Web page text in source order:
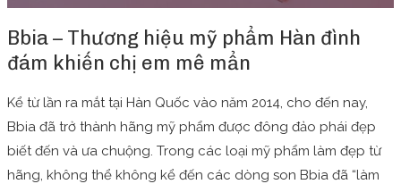
Bbia – Thương hiệu mỹ phẩm Hàn đình
đám khiến chị em mê mẩn
Kể từ lần ra mắt tại Hàn Quốc vào năm 2014, cho đến nay,
Bbia đã trở thành hãng mỹ phẩm được đông đảo phái đẹp
biết đến và ưa chuộng. Trong các loại mỹ phẩm làm đẹp từ
hãng, không thể không kể đến các dòng son Bbia đã “làm